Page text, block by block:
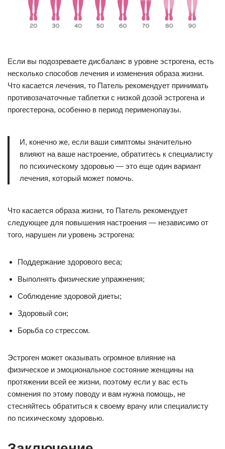
Если вы подозреваете дисбаланс в уровне эстрогена, есть
несколько способов лечения и изменения образа жизни.
Что касается лечения, то Патель рекомендует принимать
противозачаточные таблетки с низкой дозой эстрогена и
прогестерона, особенно в период перименопаузы.
И, конечно же, если ваши симптомы значительно
влияют на ваше настроение, обратитесь к специалисту
по психическому здоровью — это еще один вариант
лечения, который может помочь.
Что касается образа жизни, то Патель рекомендует
следующее для повышения настроения — независимо от
того, нарушен ли уровень эстрогена:
Поддержание здорового веса;
Выполнять физические упражнения;
Соблюдение здоровой диеты;
Здоровый сон;
Борьба со стрессом.
Эстроген может оказывать огромное влияние на
физическое и эмоциональное состояние женщины на
протяжении всей ее жизни, поэтому если у вас есть
сомнения по этому поводу и вам нужна помощь, не
стесняйтесь обратиться к своему врачу или специалисту
по психическому здоровью.